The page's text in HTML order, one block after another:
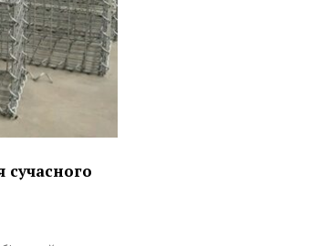
сучасного